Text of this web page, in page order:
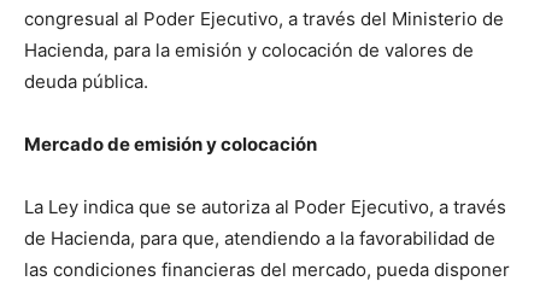
congresual al Poder Ejecutivo, a través del Ministerio de
Hacienda, para la emisión y colocación de valores de
deuda pública.
Mercado de emisión y colocación
La Ley indica que se autoriza al Poder Ejecutivo, a través
de Hacienda, para que, atendiendo a la favorabilidad de
las condiciones financieras del mercado, pueda disponer